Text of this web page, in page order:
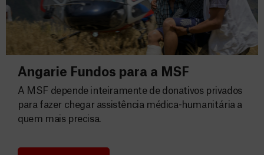
Angarie Fundos para a MSF
A MSF depende inteiramente de donativos privados
para fazer chegar assistência médica-humanitária a
quem mais precisa.